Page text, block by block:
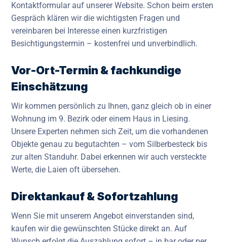
Kontaktformular auf unserer Website. Schon beim ersten
Gespräch klären wir die wichtigsten Fragen und
vereinbaren bei Interesse einen kurzfristigen
Besichtigungstermin – kostenfrei und unverbindlich.
Vor-Ort-Termin & fachkundige
Einschätzung
Wir kommen persönlich zu Ihnen, ganz gleich ob in einer
Wohnung im 9. Bezirk oder einem Haus in Liesing.
Unsere Experten nehmen sich Zeit, um die vorhandenen
Objekte genau zu begutachten – vom Silberbesteck bis
zur alten Standuhr. Dabei erkennen wir auch versteckte
Werte, die Laien oft übersehen.
Direktankauf & Sofortzahlung
Wenn Sie mit unserem Angebot einverstanden sind,
kaufen wir die gewünschten Stücke direkt an. Auf